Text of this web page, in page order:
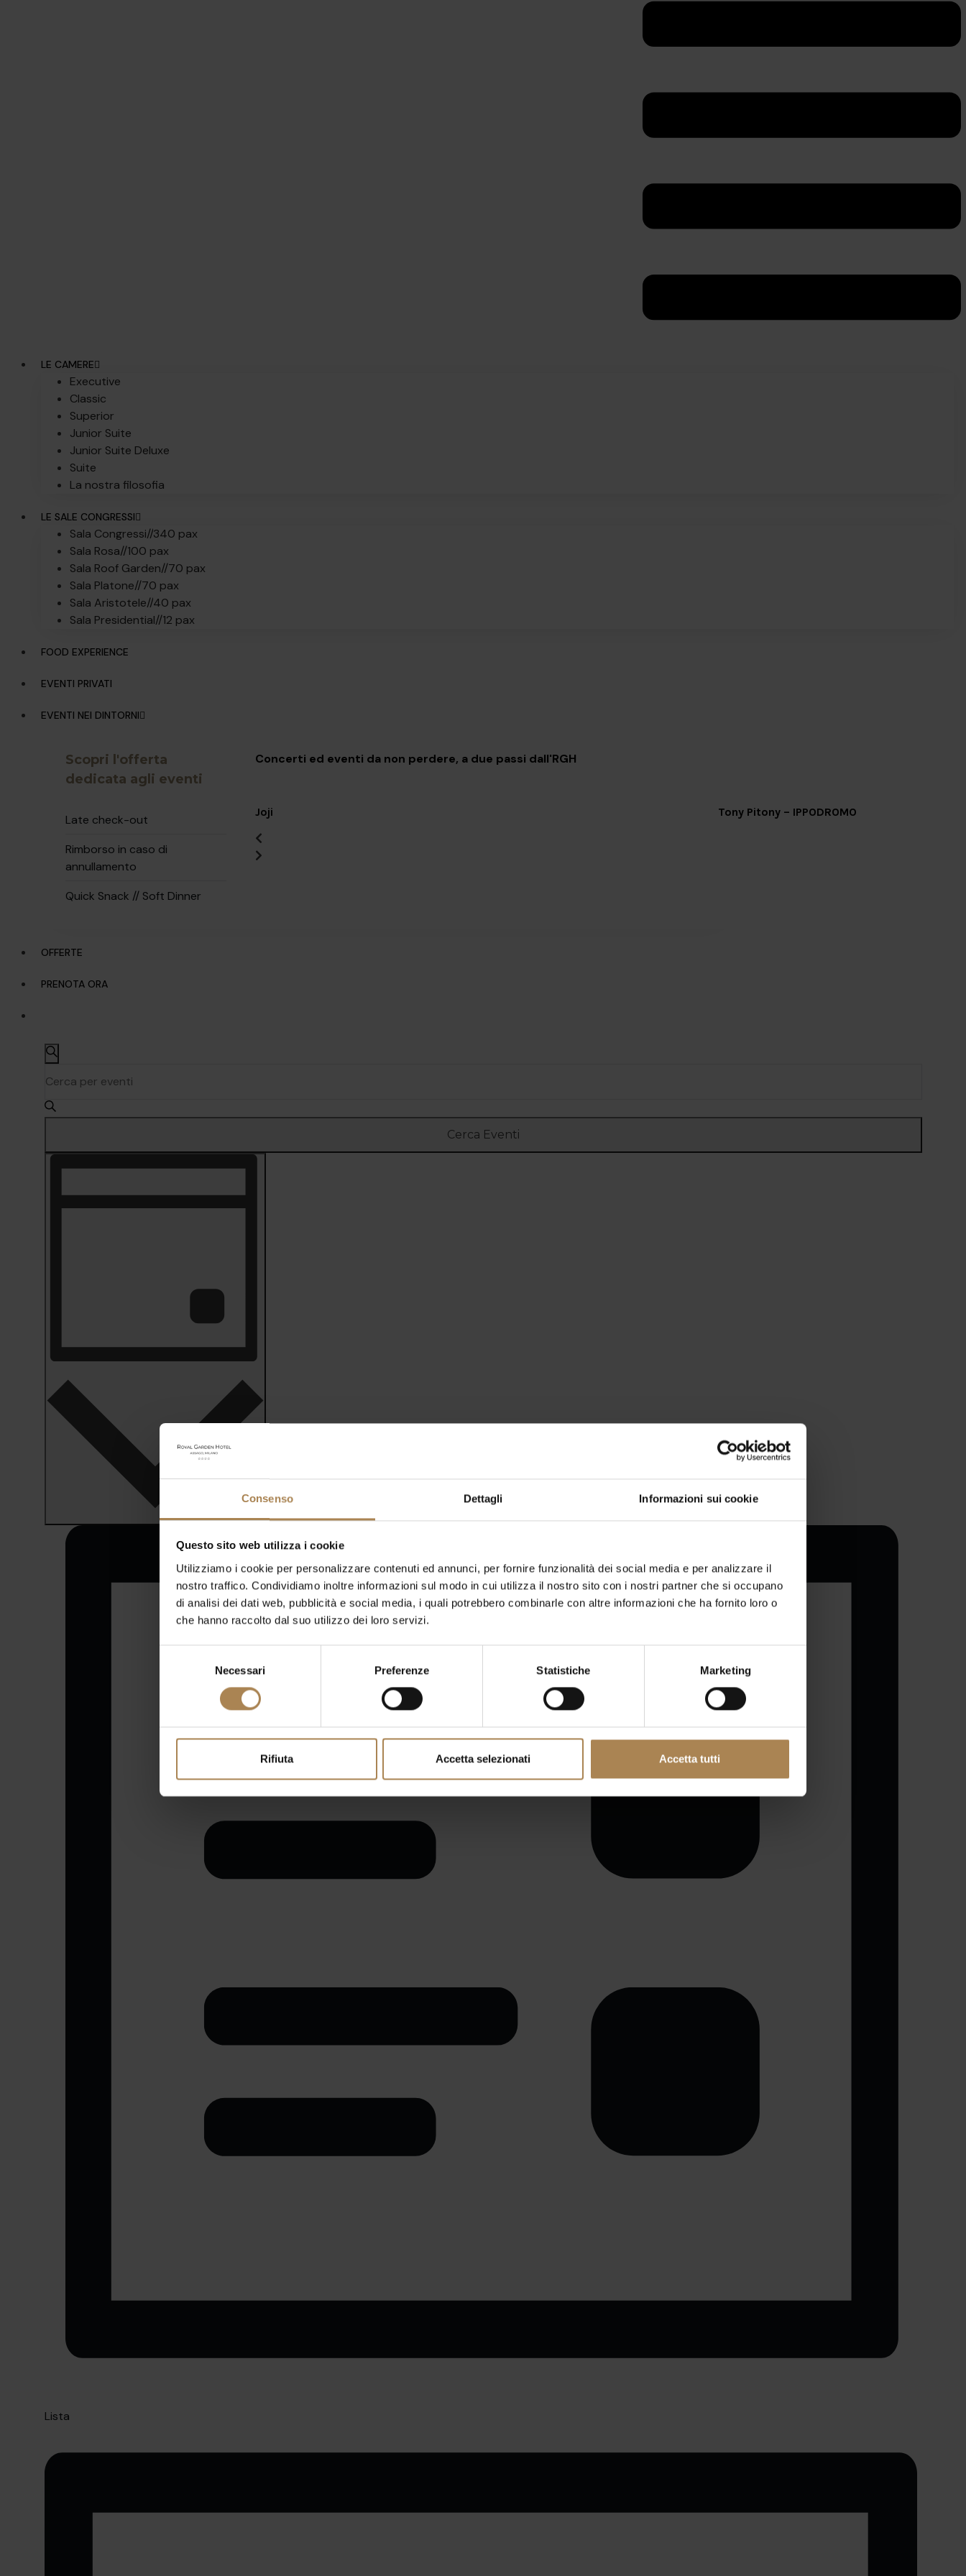
Consenso Dettagli Informazioni sui cookie
Questo sito web utilizza i cookie
Utilizziamo i cookie per personalizzare contenuti ed annunci, per fornire funzionalità dei social media e per analizzare il
nostro traffico. Condividiamo inoltre informazioni sul modo in cui utilizza il nostro sito con i nostri partner che si occupano
di analisi dei dati web, pubblicità e social media, i quali potrebbero combinarle con altre informazioni che ha fornito loro o
che hanno raccolto dal suo utilizzo dei loro servizi.
Necessari Preferenze Statistiche Marketing
Rifiuta Accetta selezionati Accetta tutti
LE CAMERE
Executive
Classic
Superior
Junior Suite
Junior Suite Deluxe
Suite
La nostra filosofia
LE SALE CONGRESSI
Sala Congressi//340 pax
Sala Rosa//100 pax
Sala Roof Garden//70 pax
Sala Platone//70 pax
Sala Aristotele//40 pax
Sala Presidential//12 pax
FOOD EXPERIENCE
EVENTI PRIVATI
EVENTI NEI DINTORNI
Scopri l'offerta
dedicata agli eventi
Late check-out
Rimborso in caso di
annullamento
Quick Snack // Soft Dinner
Concerti ed eventi da non perdere, a due passi dall'RGH
Joji Tony Pitony – IPPODROMO
OFFERTE
PRENOTA ORA
Eventi
Ricerca
e
viste
Navigazione
Parola
Chiave.
Cerca
per
Chiave.
Cerca Eventi
Evento
Navigazione
Lista